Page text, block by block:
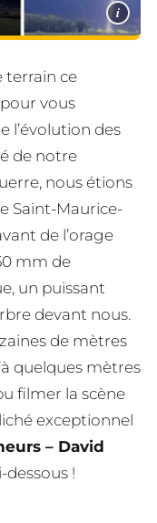
i
terrain ce
vous
l’évolution des
de notre
nous étions
Saint-Maurice-
de l’orage
mm de
un puissant
devant nous.
de mètres
quelques mètres
filmer la scène
exceptionnel
– David
dessous !